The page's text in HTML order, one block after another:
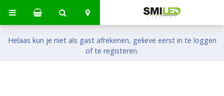
Helaas kun je niet als gast afrekenen, gelieve eerst in te loggen
of te registeren.